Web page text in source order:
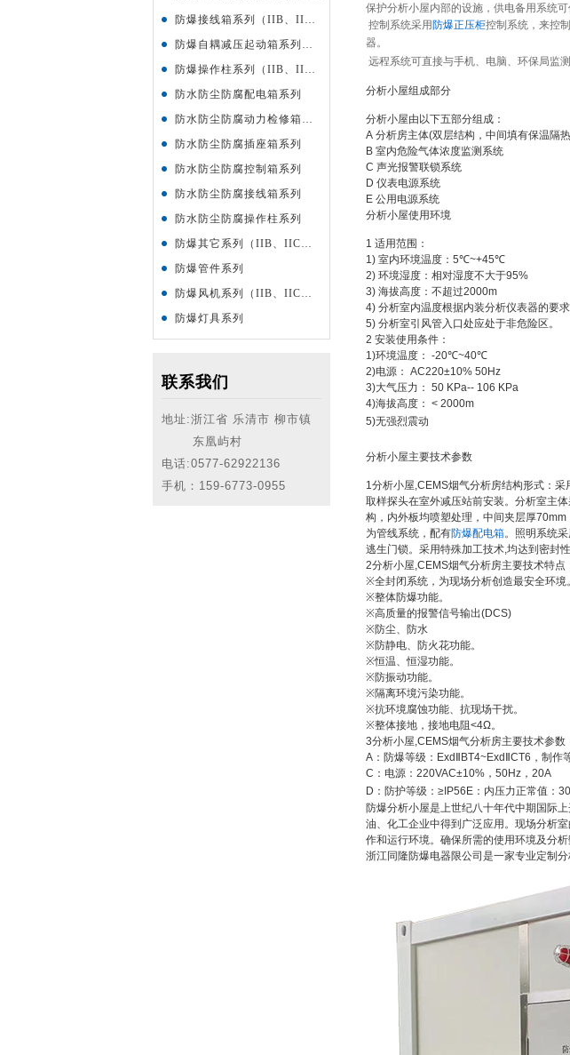
防水防尘防腐配电箱系列
防水防尘防腐插座箱系列
防水防尘防腐控制箱系列
防水防尘防腐接线箱系列
防水防尘防腐操作柱系列
防爆管件系列
防爆灯具系列
联系我们
地址:浙江省 乐清市 柳市镇
东凰屿村
电话:0577-62922136
手机：159-6773-0955
保护分析小屋内部的设施，供电备用系统可
控制系统采用防爆正压柜控制系统，来控制
器。
远程系统可直接与手机、电脑、环保局监
分析小屋组成部分
分析小屋由以下五部分组成：
A 分析房主体(双层结构，中间填有保温隔
B 室内危险气体浓度监测系统
C 声光报警联锁系统
D 仪表电源系统
E 公用电源系统
分析小屋使用环境
1 适用范围：
1) 室内环境温度： 5℃~+45℃
2) 环境湿度：相对湿度不大于95%
3) 海拔高度：不超过2000m
4) 分析室内温度根据内装分析仪表器的要
5) 分析室引风管入口处应处于非危险区。
2 安装使用条件：
1)环境温度： -20℃~40℃
2)电源： AC220±10% 50Hz
3)大气压力： 50 KPa-- 106 KPa
4)海拔高度： < 2000m
5)无强烈震动
分析小屋主要技术参数
1 分析小屋 ,CEMS烟气分析房结构形式：采
取样探头在室外减压站前安装。分析室主
构，内外板均喷塑处理，中间夹层厚70mm
为管线系统，配有防爆配电箱。照明系统
逃生门锁。采用特殊加工技术 均达到密封
2分析小屋 ,CEMS烟气分析房主要技术特点
※全封闭系统，为现场分析创造最安全环境。
※整体防爆功能。
※高质量的报警信号输出(DCS)
※防尘、防水
※防静电、防火花功能。
※恒温、恒湿功能。
※防振动功能。
※隔离环境污染功能。
※抗环境腐蚀功能、抗现场干扰。
※整体接地，接地电阻<4Ω。
3分析小屋 ,CEMS烟气分析房主要技术参数
A ：防爆等级： ExdⅡBT4~ExdⅡCT6 ，制作
C ：电源： 220VAC±10% ， 50Hz ， 20A
D ：防护等级： ≥IP56E ：内压力正常值：
防爆分析小屋是上世纪八十年代中期国际
油、化工企业中得到广泛应用。现场分析
作和运行环境。确保所需的使用环境及分
浙江同隆防爆电器限公司是一家专业定制